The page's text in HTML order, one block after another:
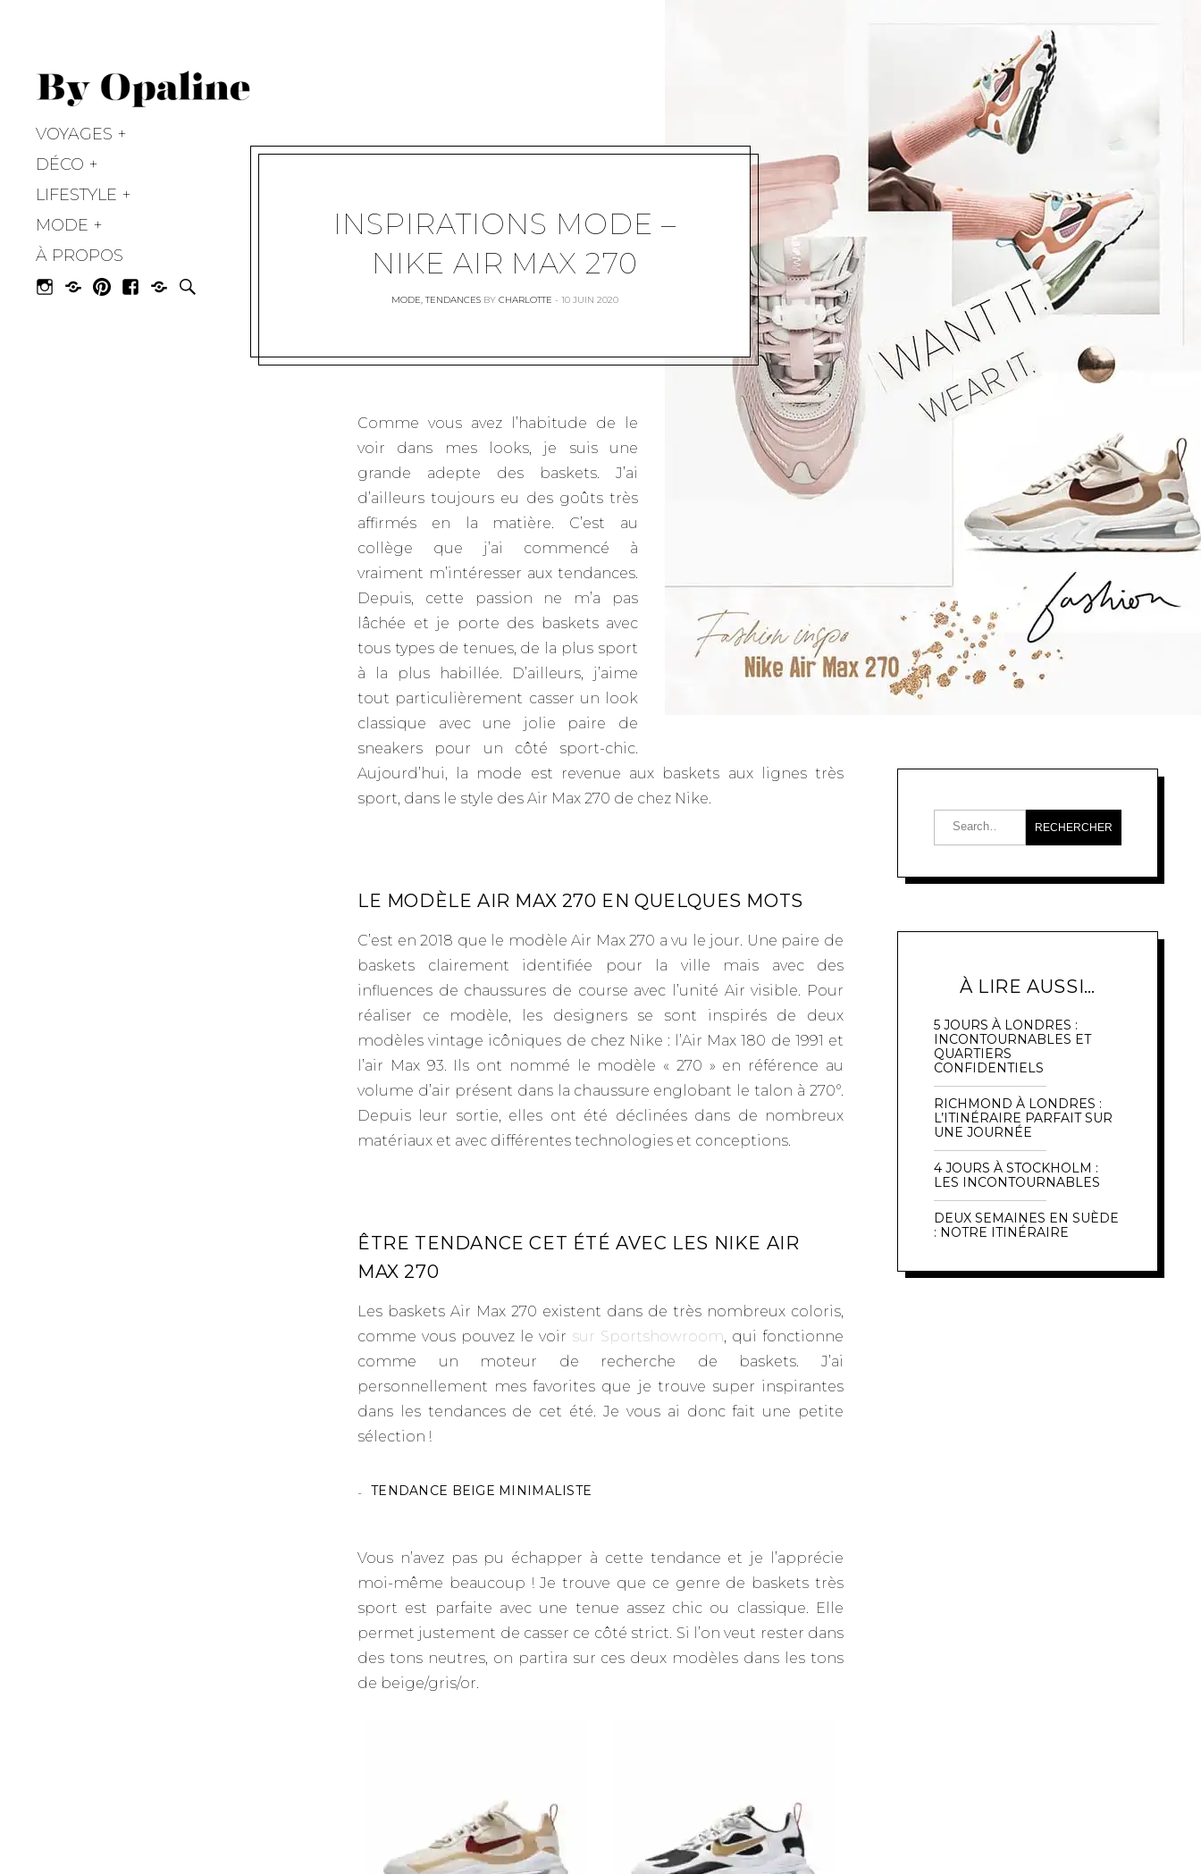
BY OPALINE
VOYAGES
DÉCO
LIFESTYLE
MODE
À PROPOS
INSPIRATIONS MODE –
NIKE AIR MAX 270
MODE,TENDANCES BY CHARLOTTE 10 JUIN 2020
Comme vous avez l’habitude de le
voir dans mes looks, je suis une
grande adepte des baskets. J’ai
d’ailleurs toujours eu des goûts très
affirmés en la matière. C’est au
collège que j’ai commencé à
vraiment m’intéresser aux tendances.
Depuis, cette passion ne m’a pas
lâchée et je porte des baskets avec
tous types de tenues, de la plus sport
à la plus habillée. D’ailleurs, j’aime
tout particulièrement casser un look
classique avec une jolie paire de
sneakers pour un côté sport-chic.
Aujourd’hui, la mode est revenue aux baskets aux lignes très
sport, dans le style des Air Max 270 de chez Nike.
LE MODÈLE AIR MAX 270 EN QUELQUES MOTS
C’est en 2018 que le modèle Air Max 270 a vu le jour. Une paire de
baskets clairement identifiée pour la ville mais avec des
influences de chaussures de course avec l’unité Air visible. Pour
réaliser ce modèle, les designers se sont inspirés de deux
modèles vintage icôniques de chez Nike : l’Air Max 180 de 1991 et
l’air Max 93. Ils ont nommé le modèle « 270 » en référence au
volume d’air présent dans la chaussure englobant le talon à 270°.
Depuis leur sortie, elles ont été déclinées dans de nombreux
matériaux et avec différentes technologies et conceptions.
ÊTRE TENDANCE CET ÉTÉ AVEC LES NIKE AIR
MAX 270
Les baskets Air Max 270 existent dans de très nombreux coloris,
comme vous pouvez le voir sur Sportshowroom, qui fonctionne
comme un moteur de recherche de baskets. J’ai
personnellement mes favorites que je trouve super inspirantes
dans les tendances de cet été. Je vous ai donc fait une petite
sélection !
TENDANCE BEIGE MINIMALISTE
Vous n’avez pas pu échapper à cette tendance et je l’apprécie
moi-même beaucoup ! Je trouve que ce genre de baskets très
sport est parfaite avec une tenue assez chic ou classique. Elle
permet justement de casser ce côté strict. Si l’on veut rester dans
des tons neutres, on partira sur ces deux modèles dans les tons
de beige/gris/or.
À LIRE AUSSI…
5 JOURS À LONDRES :
INCONTOURNABLES ET
QUARTIERS
CONFIDENTIELS
RICHMOND À LONDRES :
L’ITINÉRAIRE PARFAIT SUR
UNE JOURNÉE
4 JOURS À STOCKHOLM :
LES INCONTOURNABLES
DEUX SEMAINES EN SUÈDE
: NOTRE ITINÉRAIRE